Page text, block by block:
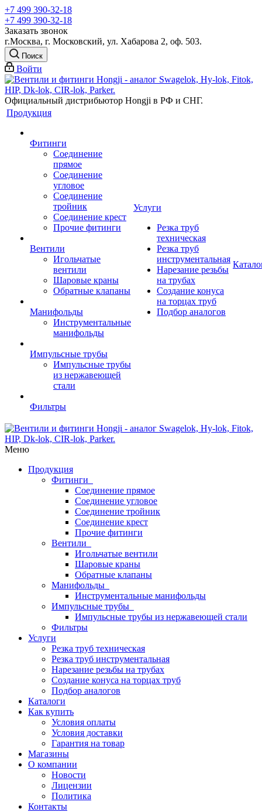
+7 499 390-32-18
+7 499 390-32-18
Заказать звонок
г.Москва, г. Московский, ул. Хабарова 2, оф. 503.
Поиск
Войти
Официальный дистрибьютор Hongji в РФ и СНГ.
Продукция
Фитинги
Соединение
прямое
Соединение
угловое
Соединение
тройник
Соединение крест
Прочие фитинги
Вентили
Игольчатые
вентили
Шаровые краны
Обратные клапаны
Манифольды
Инструментальные
манифольды
Импульсные трубы
Импульсные трубы
из нержавеющей
стали
Фильтры
Услуги
Резка труб
техническая
Резка труб
инструментальная
Нарезание резьбы
на трубах
Создание конуса
на торцах труб
Подбор аналогов
Меню
Продукция
Фитинги
Соединение прямое
Соединение угловое
Соединение тройник
Соединение крест
Прочие фитинги
Вентили
Игольчатые вентили
Шаровые краны
Обратные клапаны
Манифольды
Инструментальные манифольды
Импульсные трубы
Импульсные трубы из нержавеющей стали
Фильтры
Услуги
Резка труб техническая
Резка труб инструментальная
Нарезание резьбы на трубах
Создание конуса на торцах труб
Подбор аналогов
Каталоги
Как купить
Условия оплаты
Условия доставки
Гарантия на товар
Магазины
О компании
Новости
Лицензии
Политика
Контакты